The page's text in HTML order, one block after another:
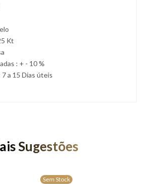
Kt
: + - 10 %
a 15 Dias úteis
Sugestões
Sem Stock